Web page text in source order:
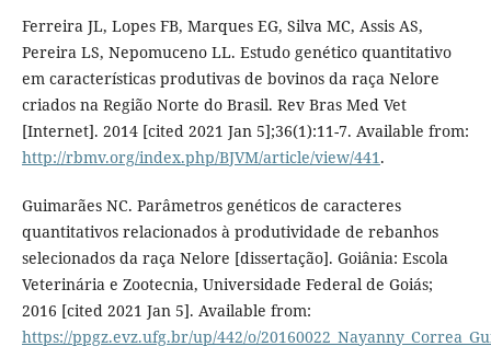
Ferreira JL, Lopes FB, Marques EG, Silva MC, Assis AS,
Pereira LS, Nepomuceno LL. Estudo genético quantitativo
em características produtivas de bovinos da raça Nelore
criados na Região Norte do Brasil. Rev Bras Med Vet
[Internet]. 2014 [cited 2021 Jan 5];36(1):11-7. Available from:
http://rbmv.org/index.php/BJVM/article/view/441 .
Guimarães NC. Parâmetros genéticos de caracteres
quantitativos relacionados à produtividade de rebanhos
selecionados da raça Nelore [dissertação]. Goiânia: Escola
Veterinária e Zootecnia, Universidade Federal de Goiás;
2016 [cited 2021 Jan 5]. Available from:
https://ppgz.evz.ufg.br/up/442/o/